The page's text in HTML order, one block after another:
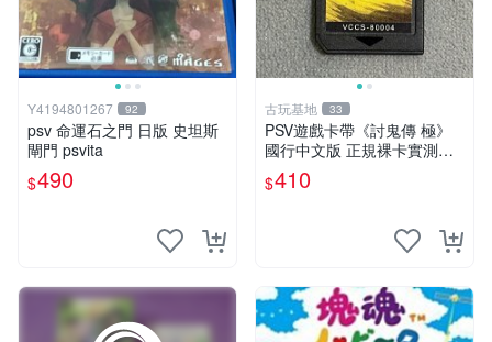
Y4194801267 92
psv 命運石之門 日版 史坦斯
閘門 psvita
$490
古玩基地 33
PSV遊戲卡帶《討鬼傳 極》
國行中文版 正規裸卡實測無
誤 索尼官方認證 減價促銷 訂
購越早越劃算 討鬼傳 極 PSV
$410